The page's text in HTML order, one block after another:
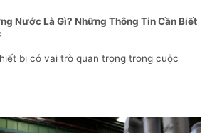
Nước Là Gì? Những Thông Tin Cần Biết
bị có vai trò quan trọng trong cuộc